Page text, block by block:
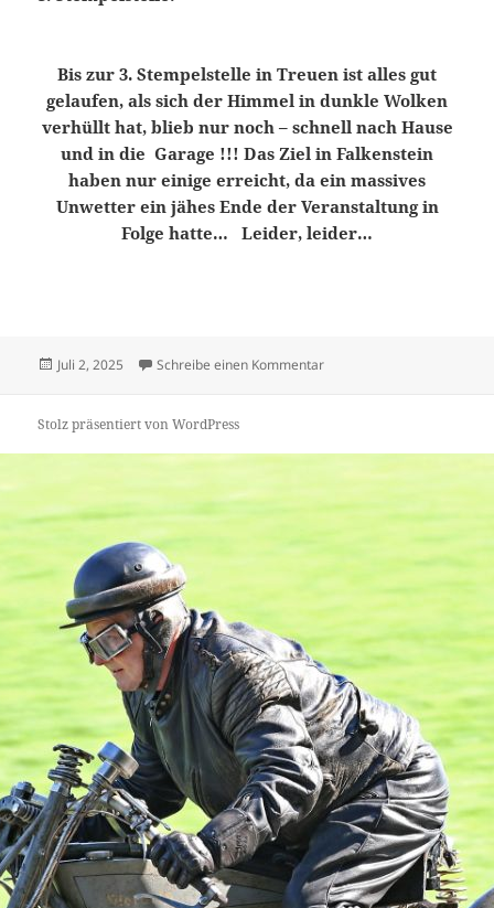
Bis zur 3. Stempelstelle in Treuen ist alles gut
gelaufen, als sich der Himmel in dunkle Wolken
verhüllt hat, blieb nur noch – schnell nach Hause
und in die Garage !!! Das Ziel in Falkenstein
haben nur einige erreicht, da ein massives
Unwetter ein jähes Ende der Veranstaltung in
Folge hatte… Leider, leider…
Veröffentlicht
Juli 2, 2025 Schreibe einen Kommentarzu 3. Baron von
Stolz präsentiert von WordPress